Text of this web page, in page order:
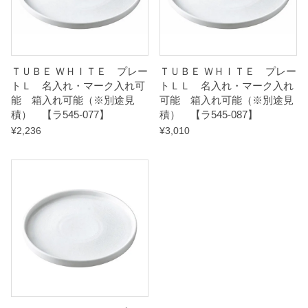
ＴＵＢＥ ＷＨＩＴＥ プレー
トＬ 名入れ・マーク入れ可
能 箱入れ可能（※別途見
積） 【ラ545-077】
¥2,236
ＴＵＢＥ ＷＨＩＴＥ プレー
トＬＬ 名入れ・マーク入れ
可能 箱入れ可能（※別途見
積） 【ラ545-087】
¥3,010